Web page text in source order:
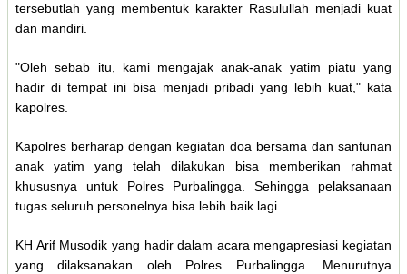
tersebutlah yang membentuk karakter Rasulullah menjadi kuat
dan mandiri.
"Oleh sebab itu, kami mengajak anak-anak yatim piatu yang
hadir di tempat ini bisa menjadi pribadi yang lebih kuat," kata
kapolres.
Kapolres berharap dengan kegiatan doa bersama dan santunan
anak yatim yang telah dilakukan bisa memberikan rahmat
khususnya untuk Polres Purbalingga. Sehingga pelaksanaan
tugas seluruh personelnya bisa lebih baik lagi.
KH Arif Musodik yang hadir dalam acara mengapresiasi kegiatan
yang dilaksanakan oleh Polres Purbalingga. Menurutnya